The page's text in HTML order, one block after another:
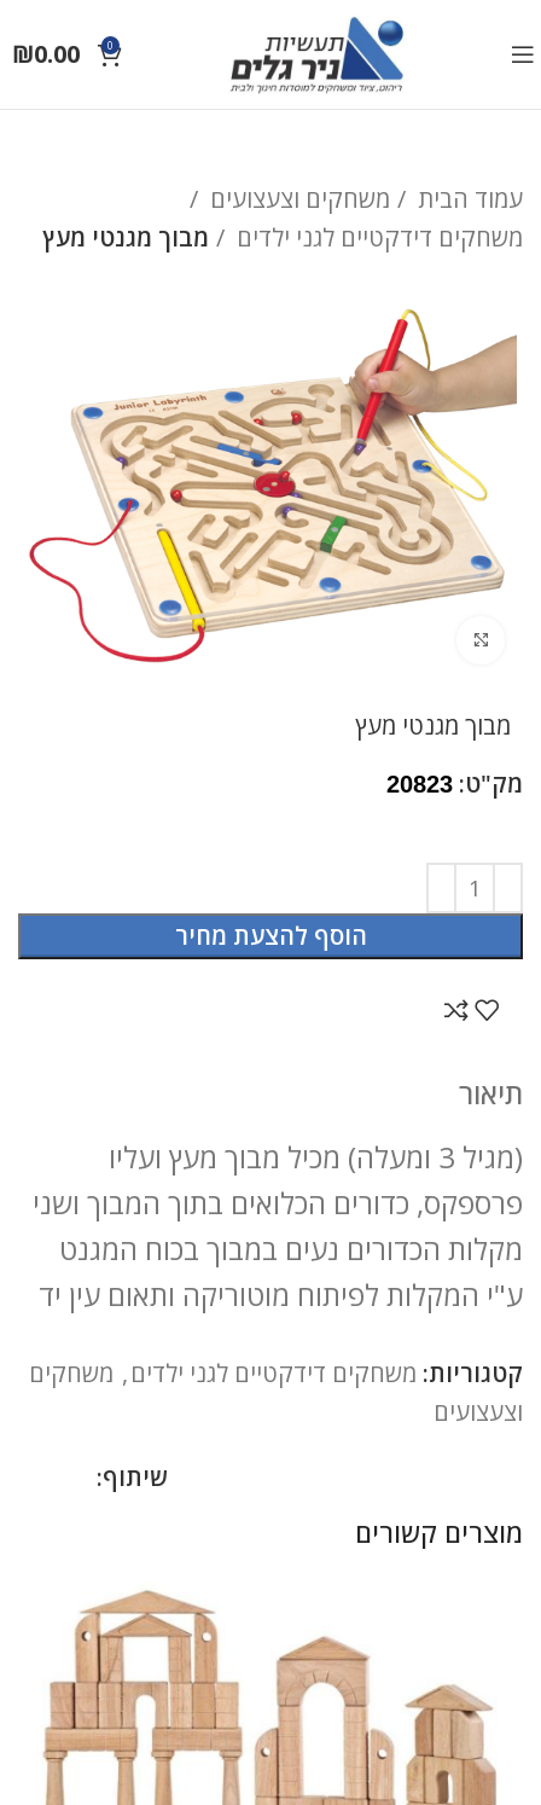
0
₪0.00
עמוד הבית
משחקים וצעצועים
משחקים דידקטיים לגני ילדים
מבוך מגנטי מעץ
מבוך מגנטי מעץ
מק"ט: 20823
הוסף להצעת מחיר
תיאור
(מגיל 3 ומעלה) מכיל מבוך מעץ ועליו
פרספקס, כדורים הכלואים בתוך המבוך ושני
מקלות הכדורים נעים במבוך בכוח המגנט
ע"י המקלות לפיתוח מוטוריקה ותאום עין יד
קטגוריות: משחקים דידקטיים לגני ילדים, משחקים
וצעצועים
שיתוף:
מוצרים קשורים